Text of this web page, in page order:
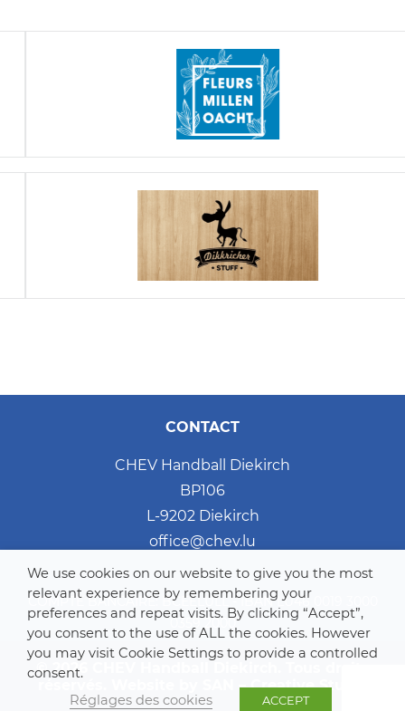
CONTACT
CHEV Handball Diekirch
BP106
L-9202 Diekirch
office@chev.lu
COMPTE BANCAIRE: BCEELULL - IBAN LU46 0019 3000
0359 2000
© 2026 CHEV Handball Diekirch. Tous droits
SAN – Creative Studio
We use cookies on our website to give you the most
relevant experience by remembering your
preferences and repeat visits. By clicking “Accept”,
you consent to the use of ALL the cookies. However
you may visit Cookie Settings to provide a controlled
consent.
Réglages des cookies
ACCEPT